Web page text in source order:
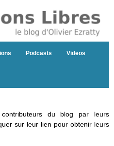
Podcasts Videos
du blog par leurs
sur leur lien pour obtenir leurs